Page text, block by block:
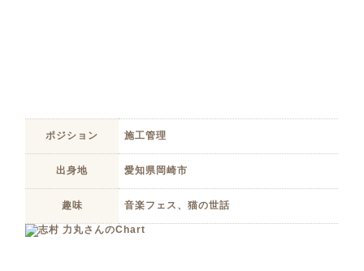
ポジション 施工管理
出身地 愛知県岡崎市
趣味 音楽フェス、猫の世話